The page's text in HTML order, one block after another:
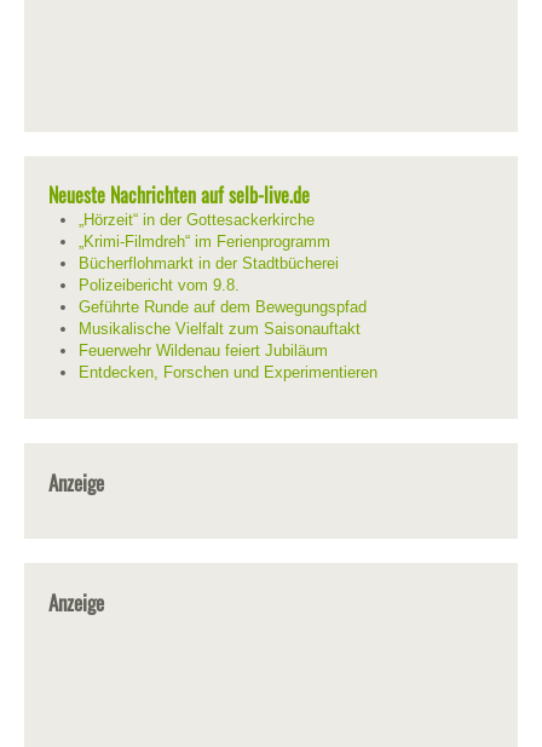
Neueste Nachrichten auf selb-live.de
„Hörzeit“ in der Gottesackerkirche
„Krimi-Filmdreh“ im Ferienprogramm
Bücherflohmarkt in der Stadtbücherei
Polizeibericht vom 9.8.
Geführte Runde auf dem Bewegungspfad
Musikalische Vielfalt zum Saisonauftakt
Feuerwehr Wildenau feiert Jubiläum
Entdecken, Forschen und Experimentieren
Anzeige
Anzeige